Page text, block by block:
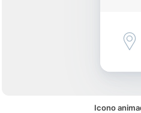
Icono